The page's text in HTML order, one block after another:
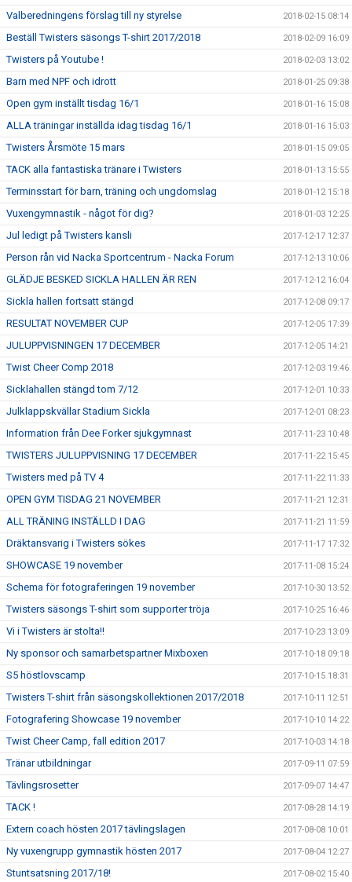
Valberedningens förslag till ny styrelse 2018-02-15 08:14
Beställ Twisters säsongs T-shirt 2017/2018 2018-02-09 16:09
Twisters på Youtube ! 2018-02-03 13:02
Barn med NPF och idrott 2018-01-25 09:38
Open gym inställt tisdag 16/1 2018-01-16 15:08
ALLA träningar inställda idag tisdag 16/1 2018-01-16 15:03
Twisters Årsmöte 15 mars 2018-01-15 09:05
TACK alla fantastiska tränare i Twisters 2018-01-13 15:55
Terminsstart för barn, träning och ungdomslag 2018-01-12 15:18
Vuxengymnastik - något för dig? 2018-01-03 12:25
Jul ledigt på Twisters kansli 2017-12-17 12:37
Person rån vid Nacka Sportcentrum - Nacka Forum 2017-12-13 10:06
GLÄDJE BESKED SICKLA HALLEN ÄR REN 2017-12-12 16:04
Sickla hallen fortsatt stängd 2017-12-08 09:17
RESULTAT NOVEMBER CUP 2017-12-05 17:39
JULUPPVISNINGEN 17 DECEMBER 2017-12-05 14:21
Twist Cheer Comp 2018 2017-12-03 19:46
Sicklahallen stängd tom 7/12 2017-12-01 10:33
Julklappskvällar Stadium Sickla 2017-12-01 08:23
Information från Dee Forker sjukgymnast 2017-11-23 10:48
TWISTERS JULUPPVISNING 17 DECEMBER 2017-11-22 15:45
Twisters med på TV 4 2017-11-22 11:33
OPEN GYM TISDAG 21 NOVEMBER 2017-11-21 12:31
ALL TRÄNING INSTÄLLD I DAG 2017-11-21 11:59
Dräktansvarig i Twisters sökes 2017-11-17 17:32
SHOWCASE 19 november 2017-11-08 15:24
Schema för fotograferingen 19 november 2017-10-30 13:52
Twisters säsongs T-shirt som supporter tröja 2017-10-25 16:46
Vi i Twisters är stolta!! 2017-10-23 13:09
Ny sponsor och samarbetspartner Mixboxen 2017-10-18 09:18
S5 höstlovscamp 2017-10-15 18:31
Twisters T-shirt från säsongskollektionen 2017/2018 2017-10-11 12:51
Fotografering Showcase 19 november 2017-10-10 14:22
Twist Cheer Camp, fall edition 2017 2017-10-03 14:18
Tränar utbildningar 2017-09-11 07:59
Tävlingsrosetter 2017-09-07 14:47
TACK ! 2017-08-28 14:19
Extern coach hösten 2017 tävlingslagen 2017-08-08 10:01
Ny vuxengrupp gymnastik hösten 2017 2017-08-04 12:27
Stuntsatsning 2017/18! 2017-08-02 15:40